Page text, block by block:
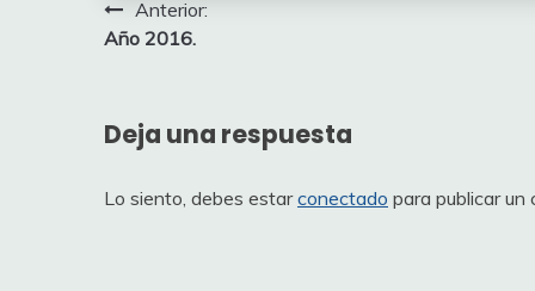
Navegación
de
Anterior:
Año 2016.
Deja una respuesta
Lo siento, debes estarconectado para publicar un